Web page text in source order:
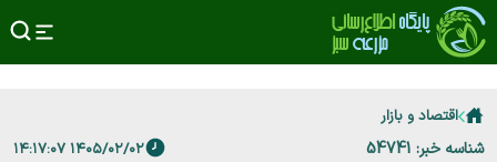
اقتصاد و بازار
شناسه خبر: 54741 ۱۴۰۵/۰۲/۰۲ ۱۴:۱۷:۰۷